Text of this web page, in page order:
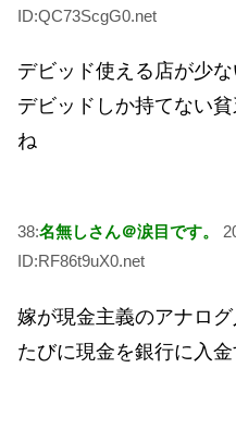
ID:QC73ScgG0.net
デビッド使える店が少
デビッドしか持てない
ね
38:名無しさん＠涙目です。
ID:RF86t9uX0.net
嫁が現金主義のアナロ
たびに現金を銀行に入